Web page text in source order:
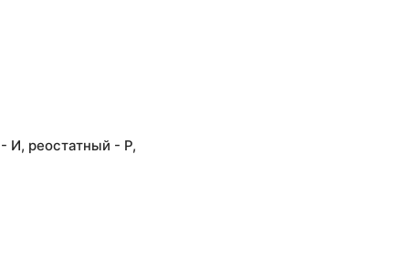
И, реостатный - Р,